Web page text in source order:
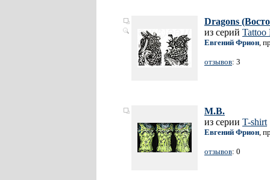
Dragons
из серий Tattoo
Евгений Фрион,
отзывов: 3
M.B.
из серии T-shirt
Евгений Фрион,
отзывов: 0